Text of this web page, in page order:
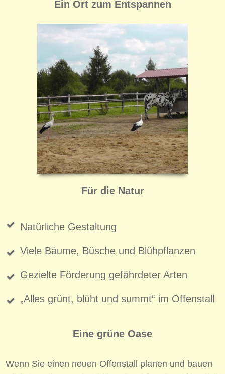
Ein Ort zum Entspannen
Für die Natur
Natürliche Gestaltung
Viele Bäume, Büsche und Blühpflanzen
Gezielte Förderung gefährdeter Arten
„Alles grünt, blüht und summt“ im Offenstall
Eine grüne Oase
Wenn Sie einen neuen Offenstall planen und bauen